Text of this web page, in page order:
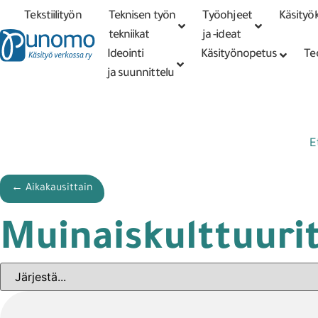
Tarkennettu
Tekstiilityön
tekniikat
Teknisen työn
tekniikat
Työohjeet
ja -ideat
Ideointi
ja suunnittelu
Käsityönopetus
← Aikakausittain